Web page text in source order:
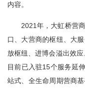
内容。
2021年，大虹桥营商
口、大营商的枢纽、大
放枢纽、进博会溢出效
目前已入驻15个服务延
站式、全生命周期营商